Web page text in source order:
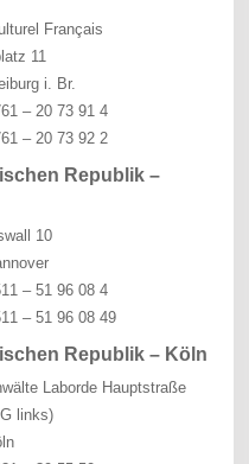
Français
11
i. Br.
– 20 73 91 4
– 20 73 92 2
Republik –
10
– 51 96 08 4
– 51 96 08 49
Republik – Köln
Laborde Hauptstraße
links)